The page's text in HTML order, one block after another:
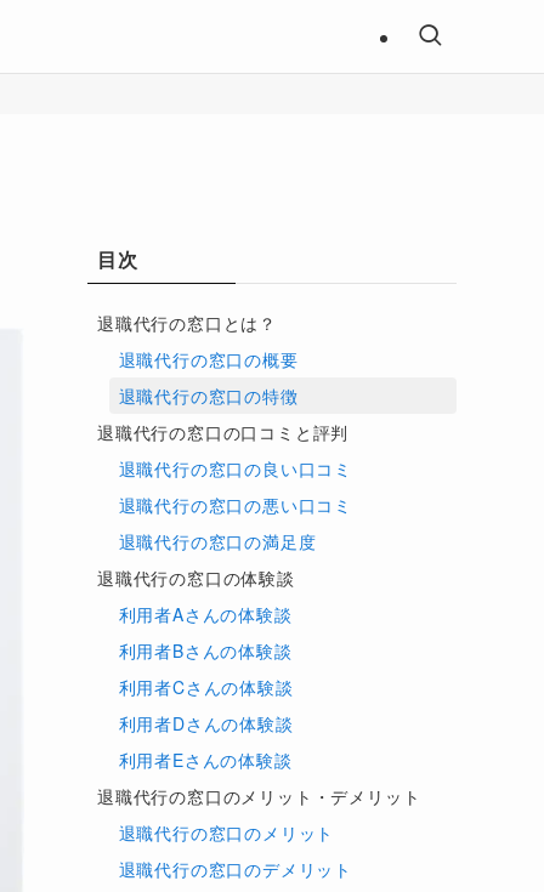
目次
退職代行の窓口とは？
退職代行の窓口の概要
退職代行の窓口の特徴
退職代行の窓口の口コミと評判
退職代行の窓口の良い口コミ
退職代行の窓口の悪い口コミ
退職代行の窓口の満足度
退職代行の窓口の体験談
利用者Aさんの体験談
利用者Bさんの体験談
利用者Cさんの体験談
利用者Dさんの体験談
利用者Eさんの体験談
退職代行の窓口のメリット・デメリット
退職代行の窓口のメリット
退職代行の窓口のデメリット